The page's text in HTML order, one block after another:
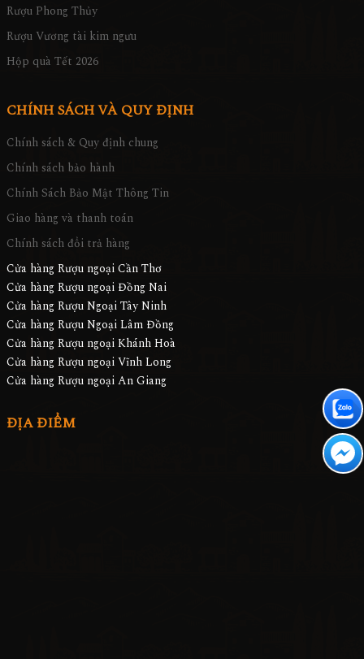
Rượu Phong Thủy
Rượu Vương tài kim ngưu
Hộp quà Tết 2026
CHÍNH SÁCH VÀ QUY ĐỊNH
Chính sách & Quy định chung
Chính sách bảo hành
Chính Sách Bảo Mật Thông Tin
Giao hàng và thanh toán
Chính sách đổi trả hàng
Cửa hàng Rượu ngoại Cần Thơ
Cửa hàng Rượu ngoại Đồng Nai
Cửa hàng Rượu Ngoại Tây Ninh
Cửa hàng Rượu Ngoại Lâm Đồng
Cửa hàng Rượu ngoại Khánh Hoà
Cửa hàng Rượu ngoại Vĩnh Long
Cửa hàng Rượu ngoại An Giang
ĐỊA ĐIỂM